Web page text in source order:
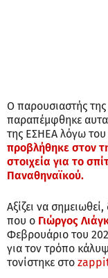
Ο παρουσιαστής
παραπέμφθηκε
της ΕΣΗΕΑ λόγω
προβλήθηκε στον
στοιχεία για το
Παναθηναϊκού.
Αξίζει να
που ο Γιώργος
Φεβρουάριο του
για τον τρόπο
τονίστηκε στο